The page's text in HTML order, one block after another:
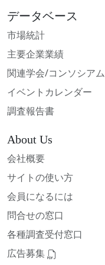
データベース
市場統計
主要企業業績
関連学会/コンソシアム
イベントカレンダー
調査報告書
About Us
会社概要
サイトの使い方
会員になるには
問合せの窓口
各種調査受付窓口
広告募集